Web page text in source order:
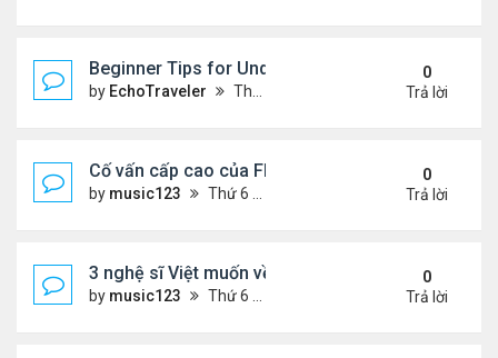
Beginner Tips for Understanding Diablo 4 Items
by EchoTraveler Thứ 7 Tháng 8 01, 2026 12:25 am
0
Trả lời
Cố vấn cấp cao của FIFA từ chức để phán đối
by music123 Thứ 6 Tháng 7 31, 2026 7:15 pm
0
Trả lời
3 nghệ sĩ Việt muốn về VN nhưng số phận an bài
by music123 Thứ 6 Tháng 7 31, 2026 6:41 pm
0
Trả lời